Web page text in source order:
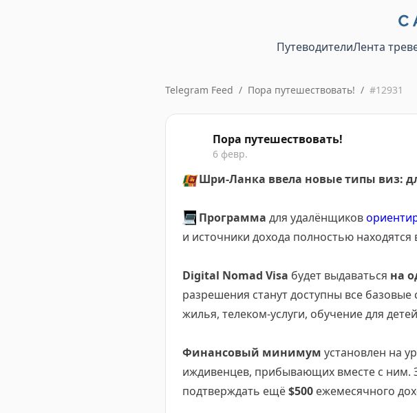
ПутеводителиЛента
Telegram Feed / Пора путешествовать! / #12931
Пора путешествовать!
6 февр.
🇱🇰 Шри-Ланка ввела новые типы виз:
💻 Программа для удалёнщиков
и источники дохода полностью
Digital Nomad Visa будет выдаваться на
разрешения станут доступны все
жилья, телеком-услуги, обучение для
Финансовый минимум установлен на
иждивенцев, прибывающих вместе с ним.
подтверждать ещё$500 ежемесячного